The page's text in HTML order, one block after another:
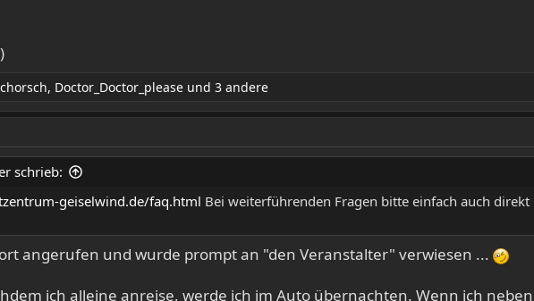
, Doctor_Doctor_please und 3 andere
schrieb:
geiselwind.de/faq.html Bei weiterführenden Fragen bitte einfach auch
angerufen und wurde prompt an "den Veranstalter" verwiesen ...
ich alleine anreise, werde ich im Auto übernachten. Wenn ich